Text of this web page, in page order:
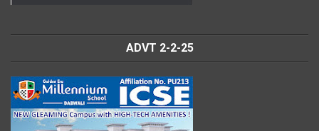
ADVT 2-2-25